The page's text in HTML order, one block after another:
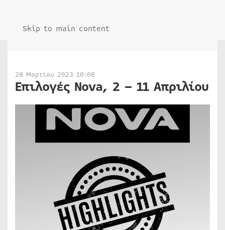
Skip to main content
28 Μαρτίου 2023 10:08
Επιλογές Nova, 2 – 11 Απριλίου